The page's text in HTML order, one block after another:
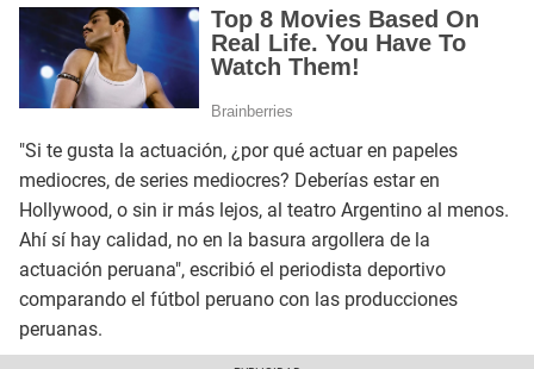
"Si te gusta la actuación, ¿por qué actuar en papeles
mediocres, de series mediocres? Deberías estar en
Hollywood, o sin ir más lejos, al teatro Argentino al menos.
Ahí sí hay calidad, no en la basura argollera de la
actuación peruana", escribió el periodista deportivo
comparando el fútbol peruano con las producciones
peruanas.